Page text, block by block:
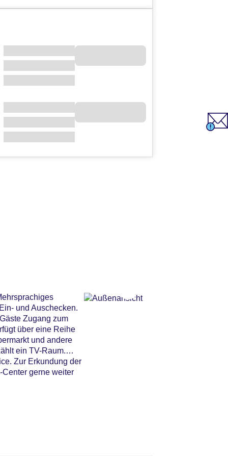
und Auschecken.
Zugang zum
über eine Reihe
und andere
ein TV-Raum.
Zur Erkundung der
gerne weiter